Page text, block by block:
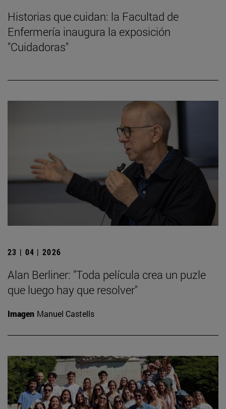
Historias que cuidan: la Facultad de
Enfermería inaugura la exposición
"Cuidadoras"
23 | 04 | 2026
Alan Berliner: "Toda película crea un puzle
que luego hay que resolver"
Imagen Manuel Castells